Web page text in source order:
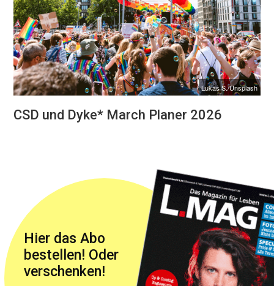
Lukas S./Unsplash
CSD und Dyke* March Planer 2026
Hier das Abo
bestellen! Oder
verschenken!